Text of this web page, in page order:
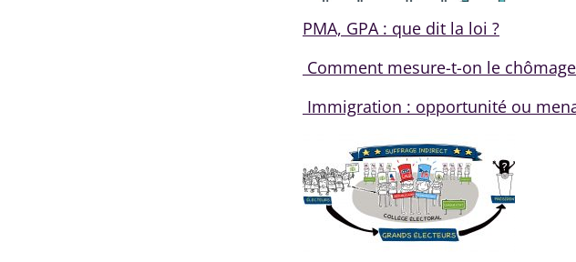
PMA, GPA : que dit la loi ?
Comment mesure-t-on le
Immigration : opportunité ou